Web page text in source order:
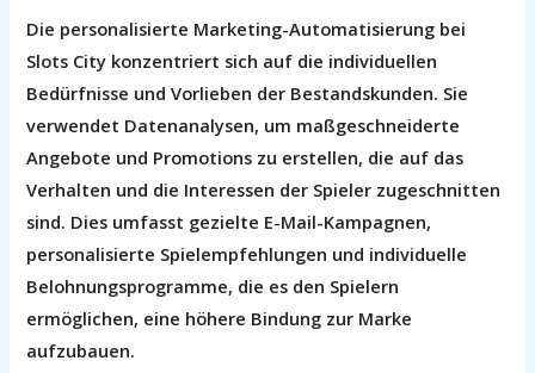
Die personalisierte Marketing-Automatisierung bei
Slots City konzentriert sich auf die individuellen
Bedürfnisse und Vorlieben der Bestandskunden. Sie
verwendet Datenanalysen, um maßgeschneiderte
Angebote und Promotions zu erstellen, die auf das
Verhalten und die Interessen der Spieler zugeschnitten
sind. Dies umfasst gezielte E-Mail-Kampagnen,
personalisierte Spielempfehlungen und individuelle
Belohnungsprogramme, die es den Spielern
ermöglichen, eine höhere Bindung zur Marke
aufzubauen.